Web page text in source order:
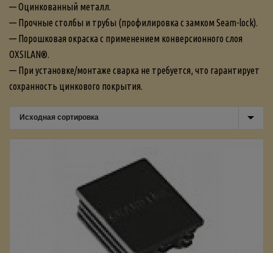
— Оцинкованный металл.
— Прочные столбы и трубы (профилировка с замком Seam-lock).
— Порошковая окраска с применением конверсионного слоя
OXSILAN®.
— При установке/монтаже сварка не требуется, что гарантирует
сохранность цинкового покрытия.